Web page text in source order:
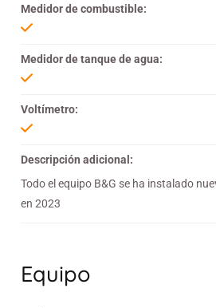
Medidor de combustible:
Medidor de tanque de agua:
Voltímetro:
Descripción adicional:
Todo el equipo B&G se ha instalado
en 2023
Equipo